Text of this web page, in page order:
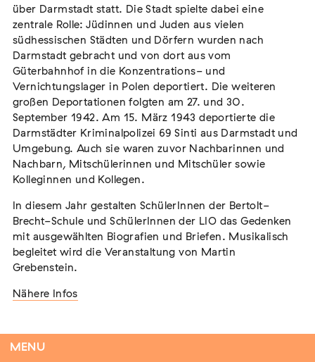
MENU
02. August 2026 - 16. August 2026 Darmstadt
Tag der Menschlichkeit Verband Deutscher
Sinti und Roma, Landesverband Rheinland-
Pfalz nimmt teil
Extern
22. August 2026 Landau in der Pfalz
Vom Vorurteil zur Gewalt: Politische und
soziale Feindbilder in Geschichte und
Gegenwart
15. September 2026 Dortmund
über Darmstadt statt. Die Stadt spielte dabei eine
zentrale Rolle: Jüdinnen und Juden aus vielen
südhessischen Städten und Dörfern wurden nach
Darmstadt gebracht und von dort aus vom
Güterbahnhof in die Konzentrations- und
Vernichtungslager in Polen deportiert. Die weiteren
großen Deportationen folgten am 27. und 30.
September 1942. Am 15. März 1943 deportierte die
Darmstädter Kriminalpolizei 69 Sinti aus Darmstadt und
Umgebung. Auch sie waren zuvor Nachbarinnen und
Nachbarn, Mitschülerinnen und Mitschüler sowie
Kolleginnen und Kollegen.
In diesem Jahr gestalten SchülerInnen der Bertolt-
Brecht-Schule und SchülerInnen der LIO das Gedenken
mit ausgewählten Biografien und Briefen. Musikalisch
begleitet wird die Veranstaltung von Martin
Grebenstein.
Nähere Infos